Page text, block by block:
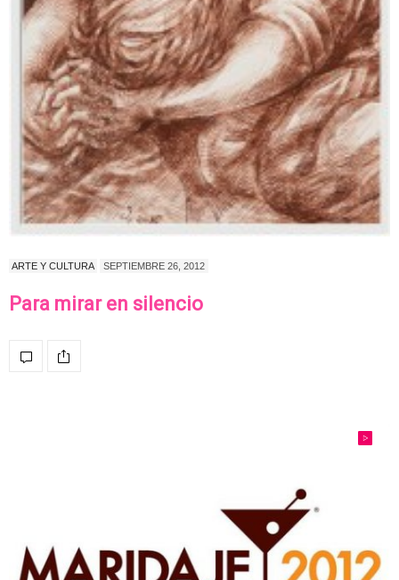
ARTE Y CULTURA SEPTIEMBRE 26, 2012
Para mirar en silencio